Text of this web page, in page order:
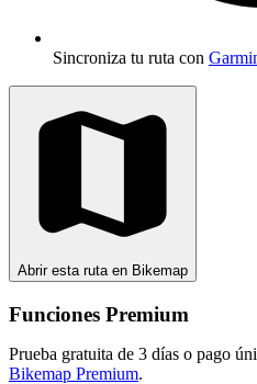
Sincroniza tu ruta con
Abrir esta ruta en Bikemap
Funciones Premium
Prueba gratuita de 3 días o pago
Bikemap Premium.